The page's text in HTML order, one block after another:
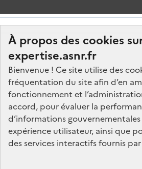
À propos des cookies
expertise.asnr.fr
Bienvenue ! Ce site utilise des
fréquentation du site afin d’en
fonctionnement et
accord, pour évaluer la
d’informations
expérience utilisateur, ainsi que
des services interactifs fournis
Nos marchés
Nos offres d'emploi
FAQ
Glossaire